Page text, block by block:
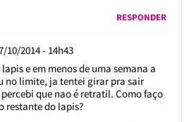
RESPONDER
10/2014 - 14h43
e em menos de uma semana a
no limite, ja tentei girar pra sair
que nao é retratil. Como faço
restante do lapis?